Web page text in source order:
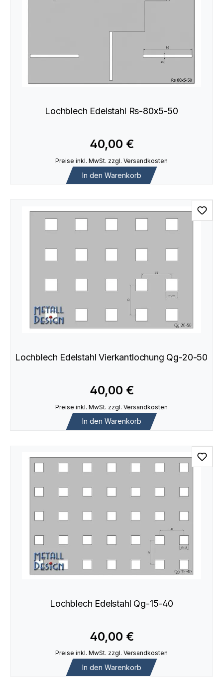
Lochblech Edelstahl Rs-80x5-50
40,00 €
Preise inkl. MwSt. zzgl. Versandkosten
In den Warenkorb
Lochblech Edelstahl Vierkantlochung Qg-20-50
40,00 €
Preise inkl. MwSt. zzgl. Versandkosten
In den Warenkorb
Lochblech Edelstahl Qg-15-40
40,00 €
Preise inkl. MwSt. zzgl. Versandkosten
In den Warenkorb